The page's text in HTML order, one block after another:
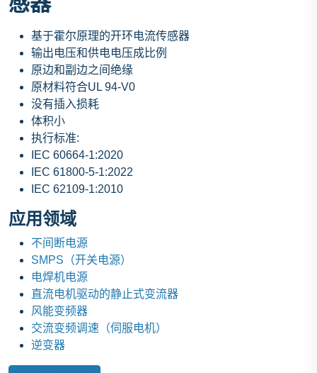
基于霍尔原理的开环电流传感器
输出电压和供电电压成比例
原边和副边之间绝缘
原材料符合UL 94-V0
没有插入损耗
体积小
执行标准:
IEC 60664-1:2020
IEC 61800-5-1:2022
IEC 62109-1:2010
应用领域
不间断电源
SMPS（开关电源）
电焊机电源
直流电机驱动的静止式变流器
风能变频器
交流变频调速（伺服电机）
逆变器